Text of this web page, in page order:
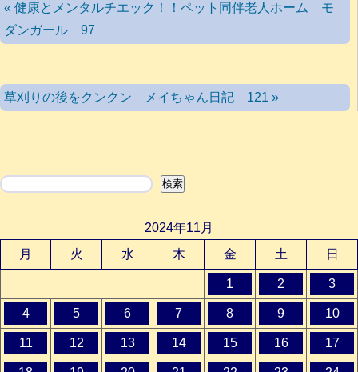
« 健康とメンタルチエック！！ペット同伴老人ホーム モ
ダンガール 97
草刈りの後をクンクン メイちゃん日記 121 »
検索 検索
2024年11月
月
火 水 木 金 土 日
1 2 3
4 5 6 7 8 9 10
11 12 13 14 15 16 17